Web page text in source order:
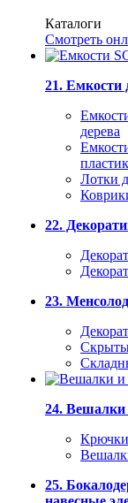
Каталоги
Смотреть
21. Емкости
дерева
Лотки
22.
23.
24.
Крючки
25.